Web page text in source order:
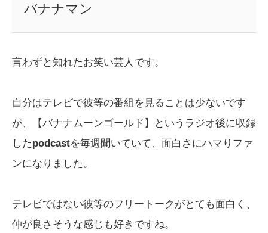
バナナマン
言わずと知れたお笑い芸人です。
自分はテレビで彼等の番組を見ることは少ないです
が、【バナナムーンゴールド】というラジオ後に収録
したpodcastを毎週聞いていて、面白さにハマりファ
ンになりました。
テレビではない彼等のフリートークがとても面白く、
仲が良さそうな感じも好きですね。